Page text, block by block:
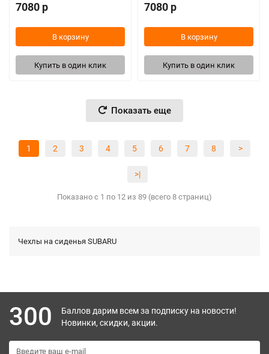
7080 р
В корзину
Купить в один клик
7080 р
В корзину
Купить в один клик
Показать еще
1 2 3 4 5 6 7 8 >
>|
Показано с 1 по 12 из 89 (всего 8 страниц)
Чехлы на сиденья SUBARU
300
Баллов дарим всем за подписку на новости!
Новинки, скидки, акции.